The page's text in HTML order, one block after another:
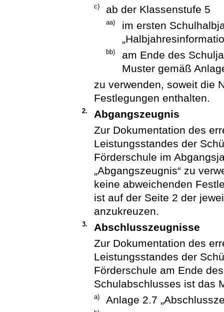
c) ab der Klassenstufe 5
aa)
im ersten
bb)
am Ende des
Muster gemäß
zu verwenden, soweit die
Festlegungen enthalten.
2.
Abgangszeugnis
Zur Dokumentation des
Leistungsstandes der
Förderschule im
„Abgangszeugnis“ zu
keine abweichenden
ist auf der Seite 2 der
anzukreuzen.
3.
Abschlusszeugnisse
Zur Dokumentation des
Leistungsstandes der
Förderschule am Ende
Schulabschlusses ist das
a) Anlage 2.7